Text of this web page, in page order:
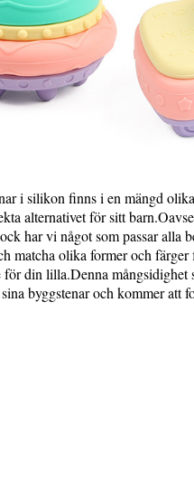
i silikon finns i en mängd
alternativet för sitt
har vi något som passar alla
matcha olika former och
för din lilla.Denna
byggstenar och kommer att